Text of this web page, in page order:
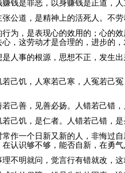
赚钱是罪恶，以身赚钱是正道，
张公道，是精神上的活死人。不
行为，是表现心的效用的；心的
心，这劳动才是合理的，进步的
是人事的根源，思想不正，发生
若己饥，人寒若己寒，人冤若己
若己善，见善必扬。人错若己错
若己饥，是仁者。人错若己错，
常作一个日新又新的人，非悔过
在认识够不够，能否自新，在勇
理不明就问，觉言行有错就改，